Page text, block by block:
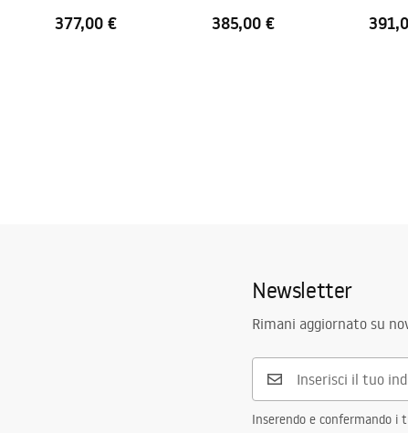
377,00 € 385,00 €
Newsletter
Rimani aggiornato su
Inserendo e confermando i